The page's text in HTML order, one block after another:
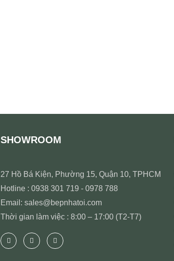
SHOWROOM
27 Hồ Bá Kiện, Phường 15, Quận 10, TPHCM
Hotline : 0938 301 719 - 0978 788
Email: sales@bepnhatoi.com
Thời gian làm việc : 8:00 – 17:00 (T2-T7)